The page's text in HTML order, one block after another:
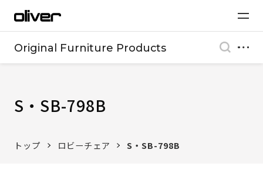
Original Furniture Products
S・SB-798B
トップ ロビーチェア S・SB-798B